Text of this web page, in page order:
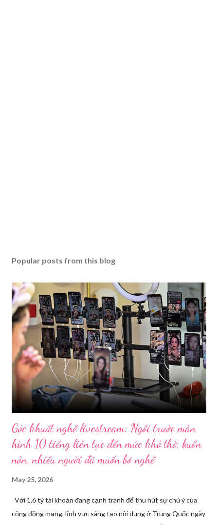
Popular posts from this blog
Góc khuất nghề livestream: Ngồi trước màn
hình 10 tiếng liên tục đến mức khó thở, buồn
nôn, nhiều người đã muốn bỏ nghề
May 25, 2026
Với 1,6 tỷ tài khoản đang cạnh tranh để thu hút sự chú ý của
cộng đồng mạng, lĩnh vực sáng tạo nội dung ở Trung Quốc ngày